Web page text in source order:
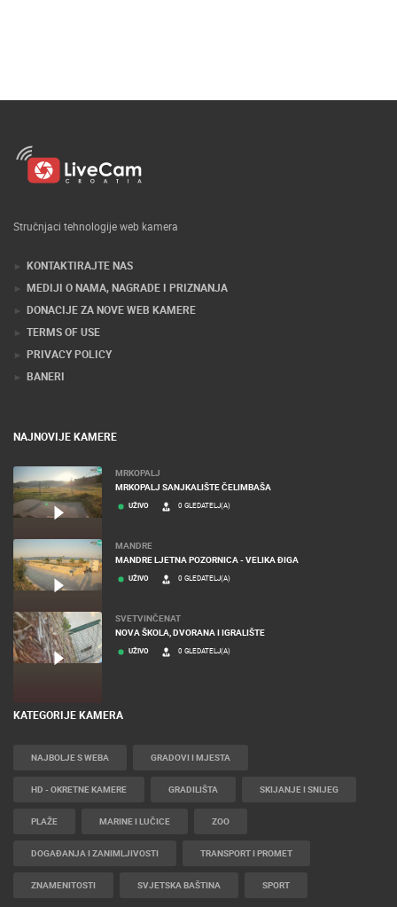
Stručnjaci tehnologije web kamera
KONTAKTIRAJTE NAS
MEDIJI O NAMA, NAGRADE I PRIZNANJA
DONACIJE ZA NOVE WEB KAMERE
TERMS OF USE
PRIVACY POLICY
BANERI
NAJNOVIJE KAMERE
MRKOPALJ
MRKOPALJ SANJKALIŠTE ČELIMBAŠA
UŽIVO 0 GLEDATELJ(A)
MANDRE
MANDRE LJETNA POZORNICA - VELIKA ĐIGA
UŽIVO 0 GLEDATELJ(A)
SVETVINČENAT
NOVA ŠKOLA, DVORANA I IGRALIŠTE
UŽIVO 0 GLEDATELJ(A)
KATEGORIJE KAMERA
NAJBOLJE S WEBA GRADOVI I MJESTA
HD - OKRETNE KAMERE GRADILIŠTA SKIJANJE I SNIJEG
PLAŽE MARINE I LUČICE ZOO
DOGAĐANJA I ZANIMLJIVOSTI TRANSPORT I PROMET
ZNAMENITOSTI SVJETSKA BAŠTINA SPORT